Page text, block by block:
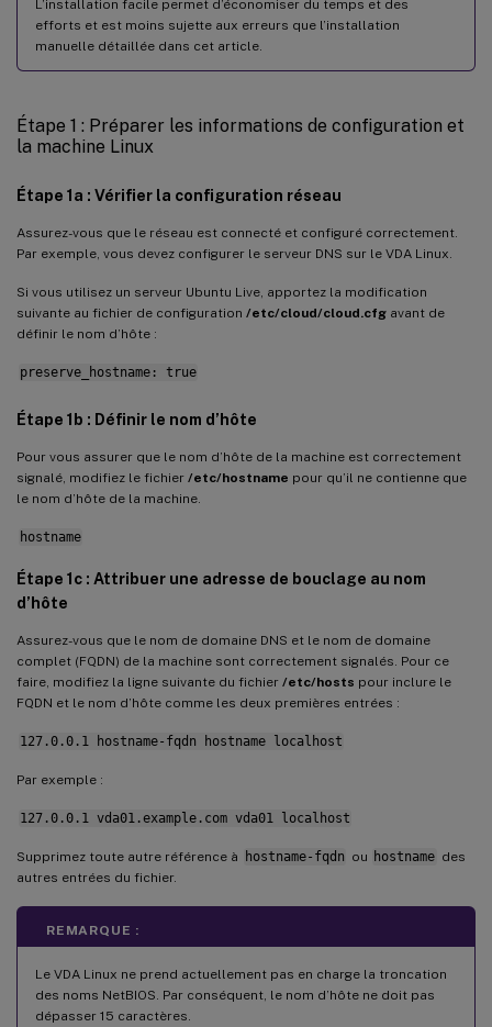
L’installation facile permet d’économiser du temps et des
efforts et est moins sujette aux erreurs que l’installation
manuelle détaillée dans cet article.
Étape 1 : Préparer les informations de configuration et
la machine Linux
Étape 1a : Vérifier la configuration réseau
Assurez-vous que le réseau est connecté et configuré correctement.
Par exemple, vous devez configurer le serveur DNS sur le VDA Linux.
Si vous utilisez un serveur Ubuntu Live, apportez la modification
suivante au fichier de configuration /etc/cloud/cloud.cfg avant de
définir le nom d’hôte :
preserve_hostname: true
Étape 1b : Définir le nom d’hôte
Pour vous assurer que le nom d’hôte de la machine est correctement
signalé, modifiez le fichier /etc/hostname pour qu’il ne contienne que
le nom d’hôte de la machine.
hostname
Étape 1c : Attribuer une adresse de bouclage au nom
d’hôte
Assurez-vous que le nom de domaine DNS et le nom de domaine
complet (FQDN) de la machine sont correctement signalés. Pour ce
faire, modifiez la ligne suivante du fichier /etc/hosts pour inclure le
FQDN et le nom d’hôte comme les deux premières entrées :
127.0.0.1 hostname-fqdn hostname localhost
Par exemple :
127.0.0.1 vda01.example.com vda01 localhost
Supprimez toute autre référence à hostname-fqdn ou hostname des
autres entrées du fichier.
REMARQUE :
Le VDA Linux ne prend actuellement pas en charge la troncation
des noms NetBIOS. Par conséquent, le nom d’hôte ne doit pas
dépasser 15 caractères.
Service d’authentification Quest
SSSD
PBIS
Étape 4 : Installer .NET
Étape 6 : Installer le VDA Linux
Étape 6a : Installer le VDA Linux
Étape 6b : Mettre à niveau le VDA Linux (facultatif)
Étape 7 : Installer les pilotes NVIDIA GRID
Configuration automatisée
Désinstaller le logiciel VDA Linux
Étape 10 : Exécuter le VDA Linux
Étape 11 : Créer des catalogues de machines